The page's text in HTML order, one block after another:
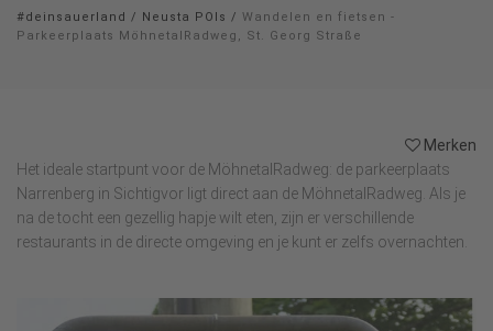
#deinsauerland / Neusta POIs / Wandelen en fietsen -
Parkeerplaats MöhnetalRadweg, St. Georg Straße
Merken
Het ideale startpunt voor de MöhnetalRadweg: de parkeerplaats
Narrenberg in Sichtigvor ligt direct aan de MöhnetalRadweg. Als je
na de tocht een gezellig hapje wilt eten, zijn er verschillende
restaurants in de directe omgeving en je kunt er zelfs overnachten.